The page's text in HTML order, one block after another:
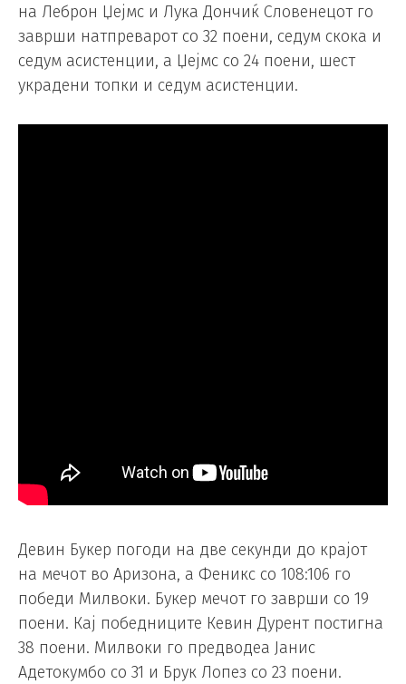
на Леброн Џејмс и Лука Дончиќ Словенецот го
заврши натпреварот со 32 поени, седум скока и
седум асистенции, а Џејмс со 24 поени, шест
украдени топки и седум асистенции.
Девин Букер погоди на две секунди до крајот
на мечот во Аризона, а Феникс со 108:106 го
победи Милвоки. Букер мечот го заврши со 19
поени. Кај победниците Кевин Дурент постигна
38 поени. Милвоки го предводеа Јанис
Адетокумбо со 31 и Брук Лопез со 23 поени.